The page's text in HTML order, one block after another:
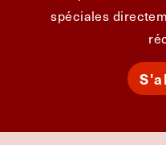
spéciales